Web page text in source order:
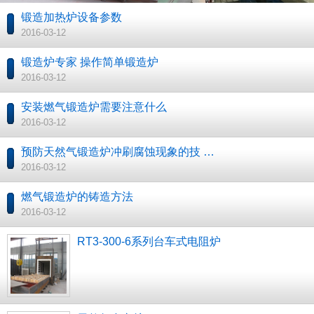
锻造加热炉设备参数
2016-03-12
锻造炉专家 操作简单锻造炉
2016-03-12
安装燃气锻造炉需要注意什么
2016-03-12
预防天然气锻造炉冲刷腐蚀现象的技 …
2016-03-12
燃气锻造炉的铸造方法
2016-03-12
RT3-300-6系列台车式电阻炉